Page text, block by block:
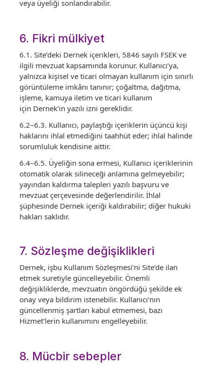
veya üyeliği sonlandırabilir.
6. Fikri mülkiyet
6.1. Site’deki Dernek içerikleri, 5846 sayılı FSEK ve
ilgili mevzuat kapsamında korunur. Kullanıcı’ya,
yalnızca kişisel ve ticari olmayan kullanım için sınırlı
görüntüleme imkânı tanınır; çoğaltma, dağıtma,
işleme, kamuya iletim ve ticari kullanım
için Dernek’in yazılı izni gereklidir.
6.2–6.3. Kullanıcı, paylaştığı içeriklerin üçüncü kişi
haklarını ihlal etmediğini taahhüt eder; ihlal halinde
sorumluluk kendisine aittir.
6.4–6.5. Üyeliğin sona ermesi, Kullanıcı içeriklerinin
otomatik olarak silineceği anlamına gelmeyebilir;
yayından kaldırma talepleri yazılı başvuru ve
mevzuat çerçevesinde değerlendirilir. İhlal
şüphesinde Dernek içeriği kaldırabilir; diğer hukuki
hakları saklıdır.
7. Sözleşme değişiklikleri
Dernek, işbu Kullanım Sözleşmesi’ni Site’de ilan
etmek suretiyle güncelleyebilir. Önemli
değişikliklerde, mevzuatın öngördüğü şekilde ek
onay veya bildirim istenebilir. Kullanıcı’nın
güncellenmiş şartları kabul etmemesi, bazı
Hizmet’lerin kullanımını engelleyebilir.
8. Mücbir sebepler